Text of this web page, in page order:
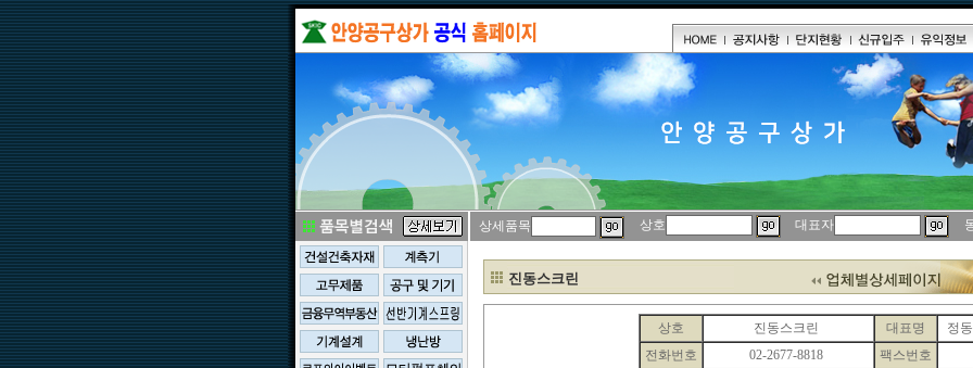
상세품목 상호 대표자
진동스크린
상호 진동스크린 대표명
정
전화번호
02-2677-8818
팩스번호